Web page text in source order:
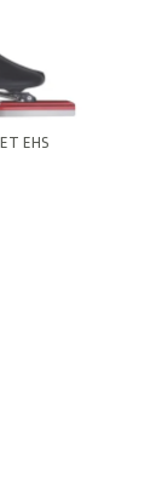
EHS